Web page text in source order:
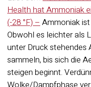
Health hat Ammoniak
(-28 °F) – Ammoniak
Obwohl es leichter als
unter Druck stehendes
sammeln, bis sich die
steigen beginnt.